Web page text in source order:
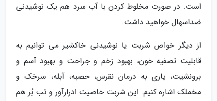
است. در صورت مخلوط کردن با آب سرد هم یک نوشیدنی
ضداسهال خواهید داشت.
از دیگر خواص شربت یا نوشیدنی خاکشیر می توانیم به
قابلیت تصفیه خون، بهبود زخم و جراحت و بهبود آسم و
برونشیت، یاری به درمان نقرس، حصبه، آبله، سرخک و
مخملک اشاره کنیم. این شربت خاصیت ادرارآور و تب بُر هم